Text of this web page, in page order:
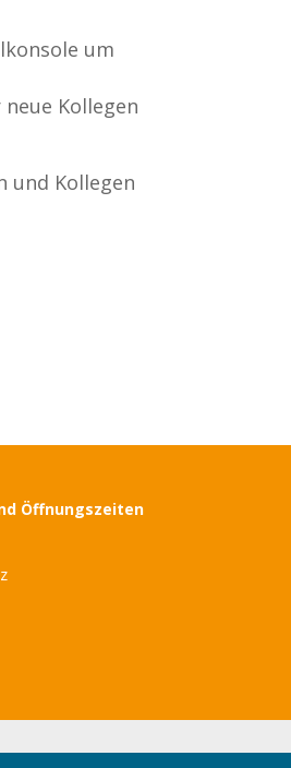
um
Kollegen
und Kollegen
Öffnungszeiten